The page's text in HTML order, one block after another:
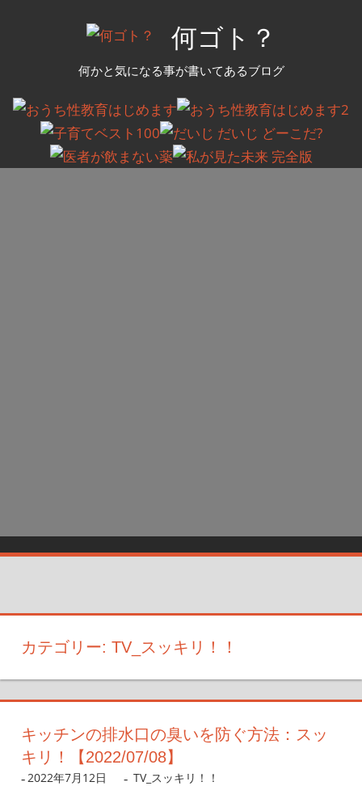
ツ
何ゴト？
何かと気になる事が書いてあるブログ
カテゴリー: TV_スッキリ！！
キッチンの排水口の臭いを防ぐ方法：スッ
キリ！【2022/07/08】
2022年7月12日 nanigoto
TV_スッキリ！！